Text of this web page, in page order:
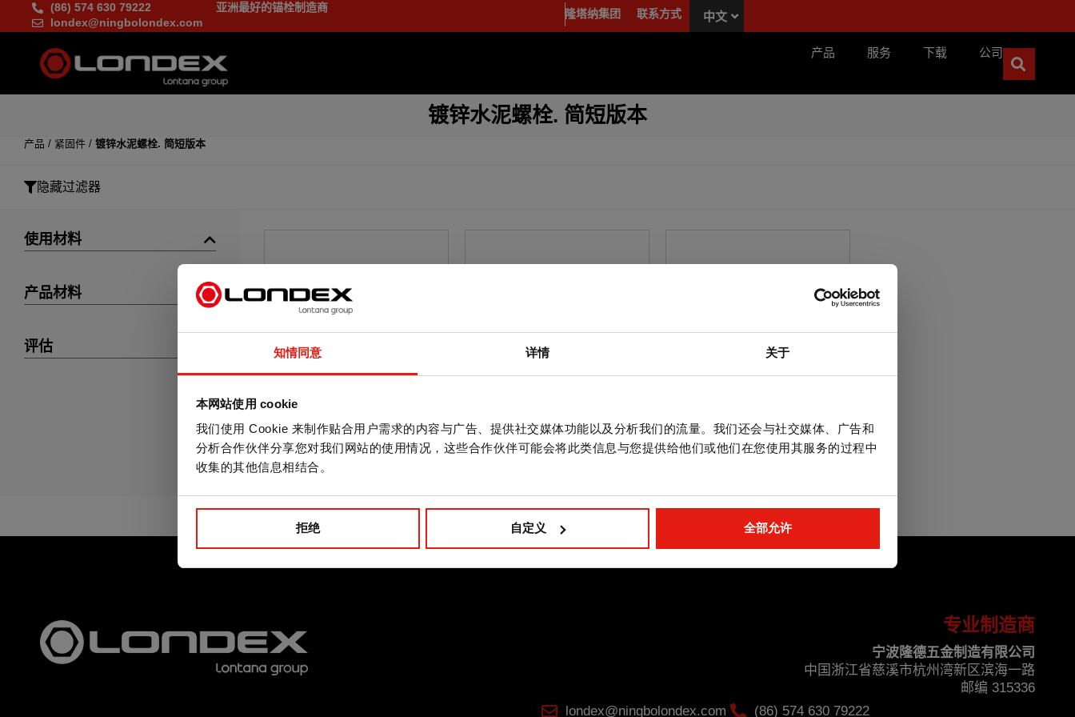
知情同意 详情 关于
本网站使用 cookie
我们使用 Cookie 来制作贴合用户需求的内容与广告、提供社交媒体功能以及分析我们的流量。我们还会与社交媒体、广告和
分析合作伙伴分享您对我们网站的使用情况，这些合作伙伴可能会将此类信息与您提供给他们或他们在您使用其服务的过程中
收集的其他信息相结合。
拒绝 自定义 全部允许
(86) 574 630 79222
londex@ningbolondex.com
亚洲最好的锚栓制造商 隆塔纳集团 联系方式 中文
EN
产品 服务 下载 公司
镀锌水泥螺栓. 简短版本
产品 / 紧固件 / 镀锌水泥螺栓. 简短版本
隐藏过滤器
使用材料
产品材料
评估
花头
头
螺纹吊杆
专业制造商
宁波隆德五金制造有限公司
中国浙江省慈溪市杭州湾新区滨海一路
邮编 315336
londex@ningbolondex.com
(86) 574 630 79222